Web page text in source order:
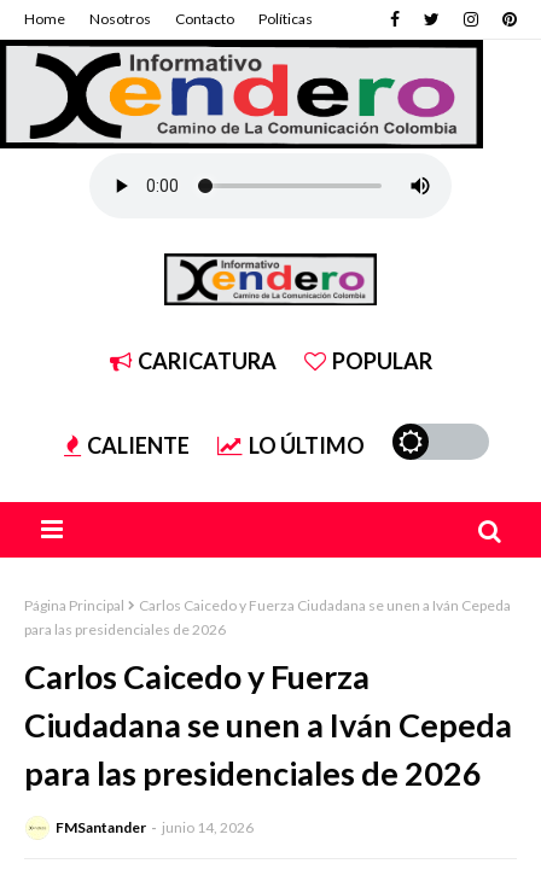
Home Nosotros Contacto Políticas
CARICATURA POPULAR
CALIENTE LO ÚLTIMO
Página Principal
Carlos Caicedo y Fuerza Ciudadana se unen a Iván Cepeda
para las presidenciales de 2026
Carlos Caicedo y Fuerza
Ciudadana se unen a Iván Cepeda
para las presidenciales de 2026
FMSantander junio 14, 2026